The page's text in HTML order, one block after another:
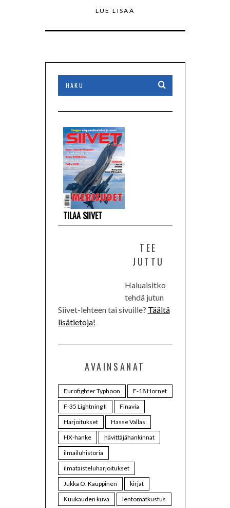
LUE LISÄÄ
TILAA SIIVET
TEE
JUTTU
Haluaisitko
tehdä jutun
Siivet-lehteen tai sivuille? Täältä
lisätietoja!
AVAINSANAT
Eurofighter Typhoon
F-18 Hornet
F-35 Lightning II
Finavia
Harjoitukset
Hasse Vallas
HX-hanke
hävittäjähankinnat
ilmailuhistoria
ilmataisteluharjoitukset
Jukka O. Kauppinen
kirjat
Kuukauden kuva
lentomatkustus